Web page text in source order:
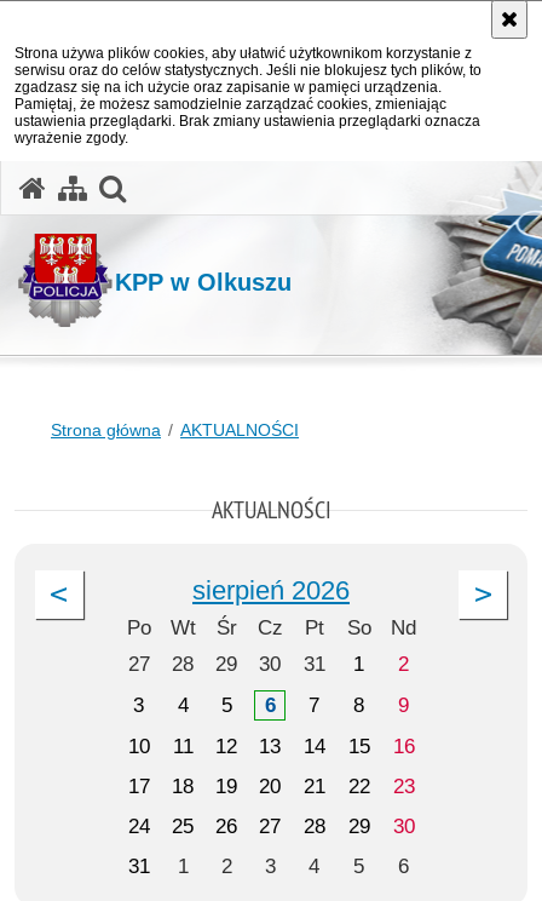
Strona używa plików cookies, aby ułatwić użytkownikom korzystanie z
serwisu oraz do celów statystycznych. Jeśli nie blokujesz tych plików, to
zgadzasz się na ich użycie oraz zapisanie w pamięci urządzenia.
Pamiętaj, że możesz samodzielnie zarządzać cookies, zmieniając
ustawienia przeglądarki. Brak zmiany ustawienia przeglądarki oznacza
wyrażenie zgody.
KPP w Olkuszu
Strona główna AKTUALNOŚCI
AKTUALNOŚCI
sierpień 2026
Po Wt Śr Cz Pt So
Nd
27
28 29 30 31 1
2
3
4 5 6 7 8
9
10
11 12 13 14 15
16
17
18 19 20 21 22
23
24
25 26 27 28 29
30
31
1 2 3 4 5 6